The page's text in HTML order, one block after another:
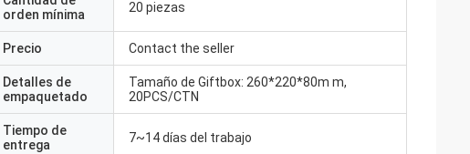
orden mínima
20 piezas
Precio Contact the seller
Detalles de
empaquetado
Tamaño de Giftbox: 260*220*80m m,
20PCS/CTN
Tiempo de
entrega
7~14 días del trabajo